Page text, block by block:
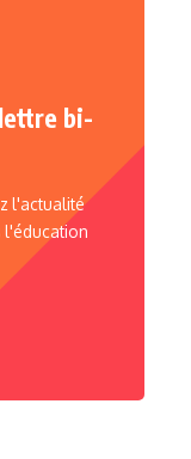
bi-
l'actualité
l'éducation